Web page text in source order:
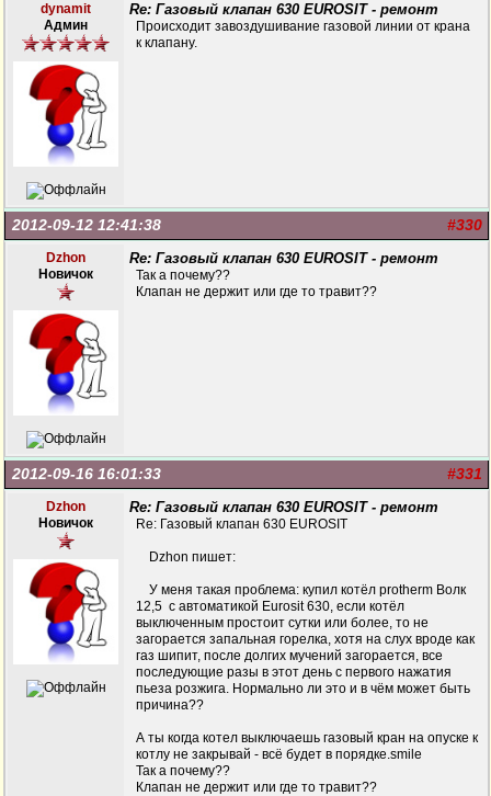
dynamit
Админ
Re: Газовый клапан 630 EUROSIT - ремонт
Происходит завоздушивание газовой линии от крана
к клапану.
#330
2012-09-12 12:41:38
Dzhon
Новичок
Re: Газовый клапан 630 EUROSIT - ремонт
Так а почему??
Клапан не держит или где то травит??
#331
2012-09-16 16:01:33
Dzhon
Новичок
Re: Газовый клапан 630 EUROSIT - ремонт
Re: Газовый клапан 630 EUROSIT
Dzhon пишет:
У меня такая проблема: купил котёл protherm Волк
12,5 с автоматикой Eurosit 630, если котёл
выключенным простоит сутки или более, то не
загорается запальная горелка, хотя на слух вроде как
газ шипит, после долгих мучений загорается, все
последующие разы в этот день с первого нажатия
пьеза розжига. Нормально ли это и в чём может быть
причина??
А ты когда котел выключаешь газовый кран на опуске к
котлу не закрывай - всё будет в порядке.smile
Так а почему??
Клапан не держит или где то травит??